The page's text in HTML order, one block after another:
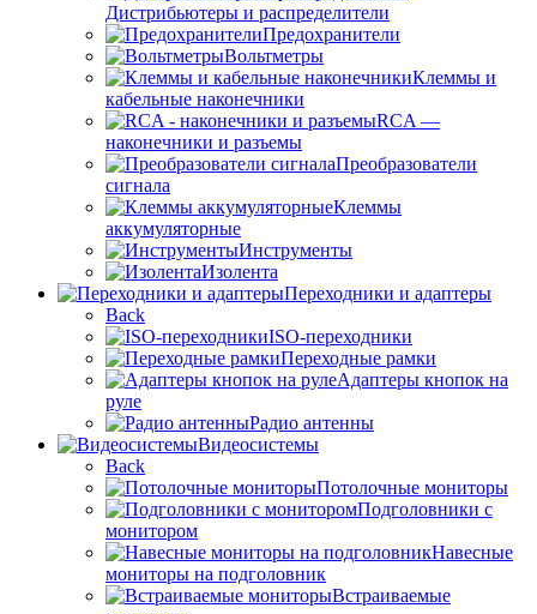
Дистрибьютеры и распределители
Предохранители
Вольтметры
Клеммы и
кабельные наконечники
RCA —
наконечники и разъемы
Преобразователи
сигнала
Клеммы
аккумуляторные
Инструменты
Изолента
Переходники и адаптеры
Back
ISO-переходники
Переходные рамки
Адаптеры кнопок на
руле
Радио антенны
Видеосистемы
Back
Потолочные мониторы
Подголовники с
монитором
Навесные
мониторы на подголовник
Встраиваемые